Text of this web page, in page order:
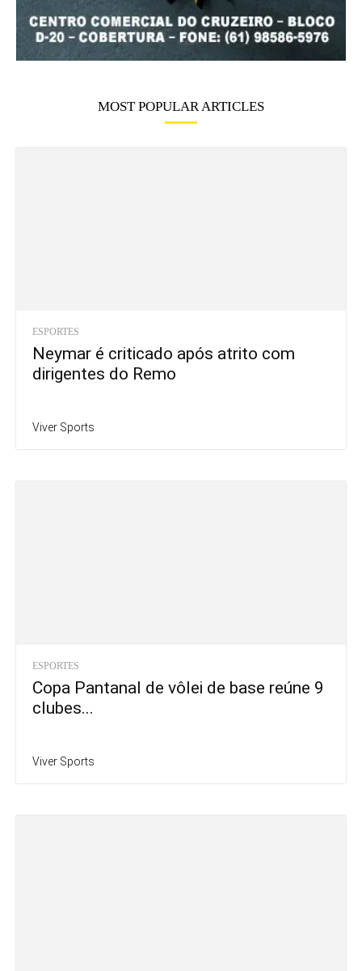
MOST POPULAR ARTICLES
ESPORTES
Neymar é criticado após atrito com
dirigentes do Remo
Viver Sports
ESPORTES
Copa Pantanal de vôlei de base reúne 9
clubes...
Viver Sports